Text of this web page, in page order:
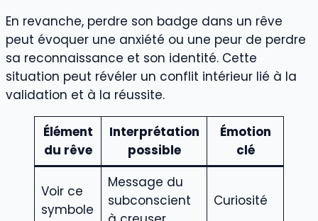
En revanche, perdre son badge dans un rêve
peut évoquer une anxiété ou une peur de perdre
sa reconnaissance et son identité. Cette
situation peut révéler un conflit intérieur lié à la
validation et à la réussite.
Élément
du rêve
Interprétation
possible
Émotion
clé
Voir ce
symbole
Message du
subconscient
Curiosité